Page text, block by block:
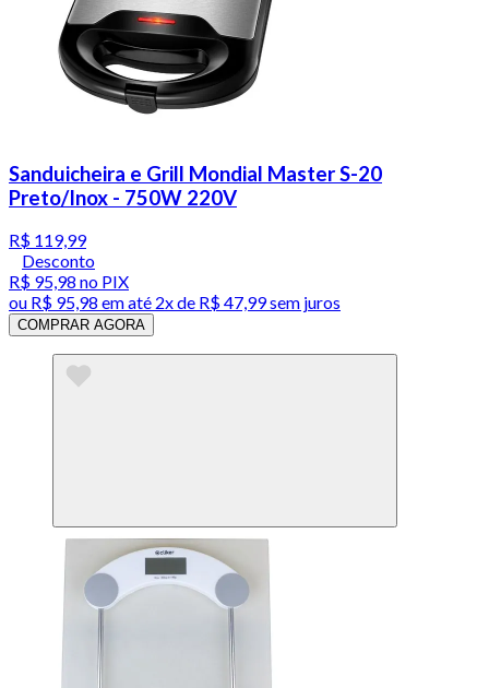
Sanduicheira e Grill Mondial Master S-20
Preto/Inox - 750W 220V
R$ 119,99
Desconto
R$ 95,98 no PIX
ou R$ 95,98 em até 2x de R$ 47,99 sem juros
COMPRAR AGORA